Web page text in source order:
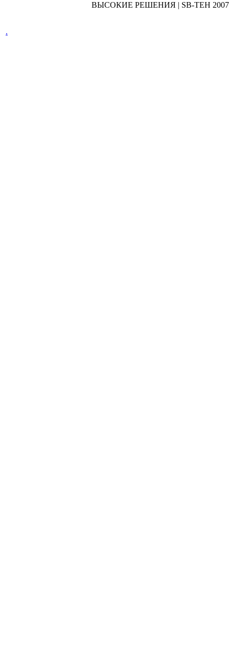
ВЫСОКИЕ РЕШЕНИЯ | SB-TEH 2007
.